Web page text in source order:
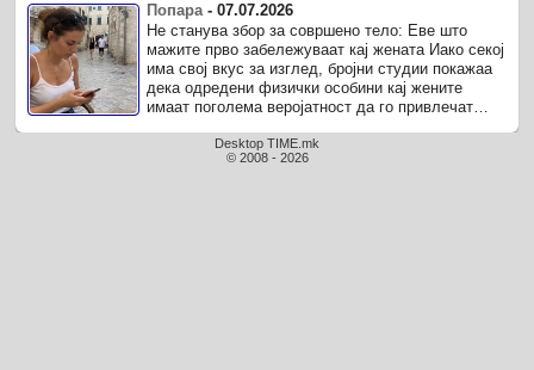
Попара-07.07.2026
Не станува збор за совршено тело: Еве што
мажите прво забележуваат кај жената Иако секој
има свој вкус за изглед, бројни студии покажаа
дека одредени физички особини кај жените
имаат поголема веројатност да го привлечат
Desktop TIME.mk
© 2008 - 2026